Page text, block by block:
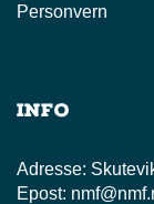
Personvern
Info
Adresse:
Epost: